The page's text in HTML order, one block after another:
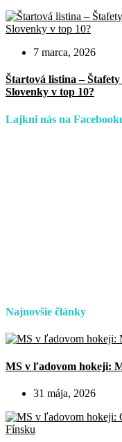
7 marca, 2026
Štartová listina –
Slovenky v top 10?
Lajkni nás na
Najnovšie články
MS v ľadovom hokeji:
31 mája, 2026